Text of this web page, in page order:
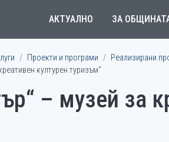
АКТУАЛНО ЗА
Проекти и програми Реализирани
културен туризъм“
– музей за